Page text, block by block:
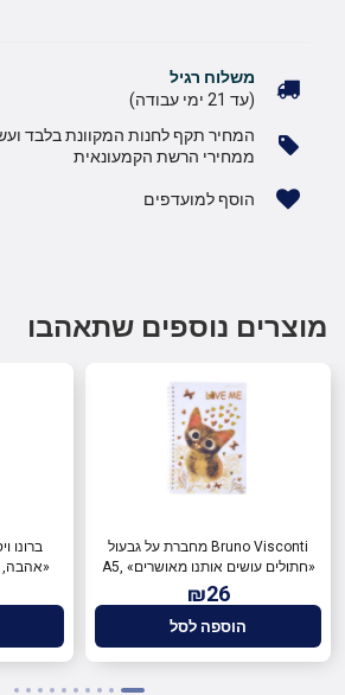
משלוח רגיל
(עד 21 ימי עבודה)
המחיר תקף לחנות המקוונת בלבד
ממחירי הרשת הקמעונאית
הוסף למועדפים
מוצרים נוספים שתאהבו
Bruno Visconti מחברת על גבעול
«חתולים עושים אותנו מאושרים» A5,
₪26
הוספה לסל
ברונו